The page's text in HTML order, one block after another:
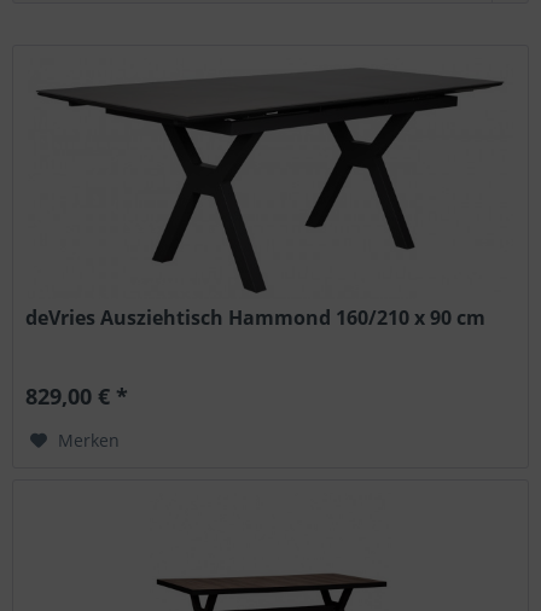
deVries Ausziehtisch Hammond 160/210 x 90 cm
829,00 € *
Merken